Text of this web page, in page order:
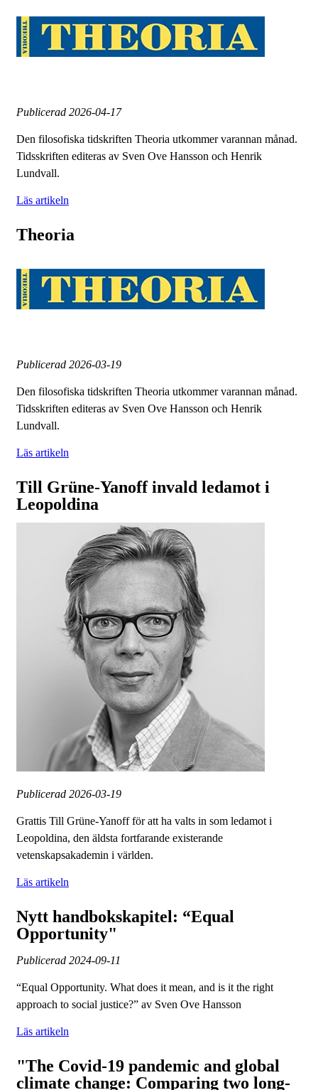
Publicerad 2026-04-17
Den filosofiska tidskriften Theoria utkommer varannan månad.
Tidsskriften editeras av Sven Ove Hansson och Henrik
Lundvall.
Läs artikeln
Theoria
Publicerad 2026-03-19
Den filosofiska tidskriften Theoria utkommer varannan månad.
Tidsskriften editeras av Sven Ove Hansson och Henrik
Lundvall.
Läs artikeln
Till Grüne-Yanoff invald ledamot i
Leopoldina
Publicerad 2026-03-19
Grattis Till Grüne-Yanoff för att ha valts in som ledamot i
Leopoldina, den äldsta fortfarande existerande
vetenskapsakademin i världen.
Läs artikeln
Nytt handbokskapitel: “Equal
Opportunity"
Publicerad 2024-09-11
“Equal Opportunity. What does it mean, and is it the right
approach to social justice?” av Sven Ove Hansson
Läs artikeln
"The Covid-19 pandemic and global
climate change: Comparing two long-